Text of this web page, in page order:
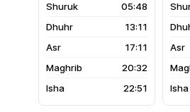
05:48
13:11
17:11
20:32
22:51